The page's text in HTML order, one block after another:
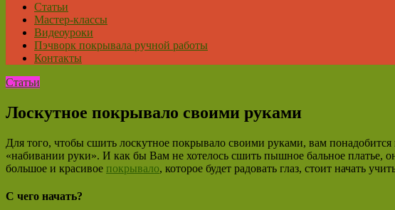
Статьи
Мастер-классы
Видеоуроки
Пэчворк покрывала ручной работы
Контакты
Статьи
Лоскутное покрывало своими руками
Для того, чтобы сшить лоскутное покрывало своими руками, вам
«набивании руки». И как бы Вам не хотелось сшить пышное бальное платье,
большое и красивое покрывало, которое будет радовать глаз, стоит начать
С чего начать?